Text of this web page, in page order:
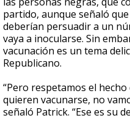
partido, aunque señaló
deberían persuadir a un
vaya a inocularse. Sin
vacunación es un tema
Republicano.
“Pero respetamos el
quieren vacunarse, no
señaló Patrick. “Ese es su